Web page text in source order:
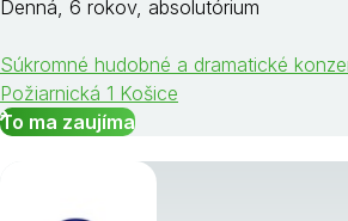
Denná, 6 rokov, absolutórium
Súkromné hudobné a dramatické
Požiarnická 1 Košice
To ma zaujíma